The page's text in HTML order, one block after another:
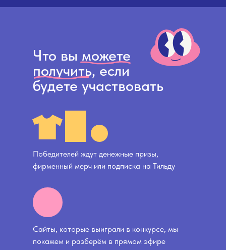
Сайты, которые выиграли в конкурсе, мы
покажем и разберём в прямом эфире
Победителей ждут денежные призы,
фирменный мерч или подписка на Тильду
Что вы можете
получить, если
будете участвовать